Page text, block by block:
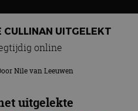
CULLINAN UITGELEKT
online
Nile van Leeuwen
uitgelekte